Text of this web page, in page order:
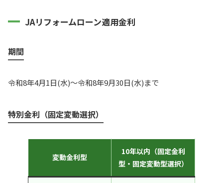
JAリフォームローン適用金利
期間
令和8年4月1日(水)～令和8年9月30日(水)まで
特別金利（固定変動選択）
変動金利型
10年以内（固定金利
型・固定変動型選択）